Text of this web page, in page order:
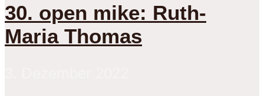
30. open mike: Ruth-
Maria Thomas